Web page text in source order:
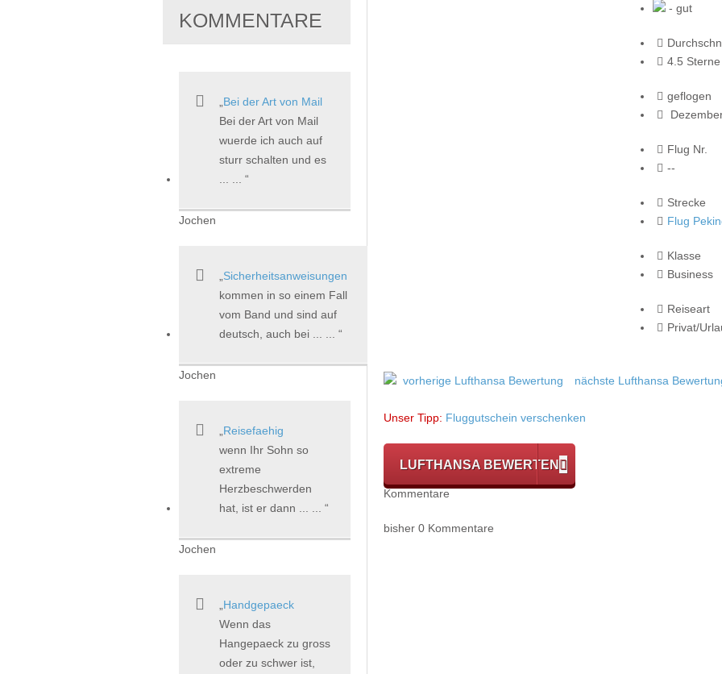
- gut
4.5 Sterne
geflogen
Flug Nr.
--
Strecke
Flug
Klasse
Business
Reiseart
Privat/
vorherige Lufthansa Bewertung nächste Lufthansa
Unser Tipp: Fluggutschein verschenken
LUFTHANSA BEWERTEN
Kommentare
bisher 0 Kommentare
KOMMENTARE
Bei der Art von Mail
Bei der Art von Mail
wuerde ich auch auf
sturr schalten und es
Jochen
Sicherheitsanweisungen
kommen in so einem Fall
vom Band und sind auf
deutsch, auch bei ... ...
Jochen
Reisefaehig
wenn Ihr Sohn so
extreme
Herzbeschwerden
hat, ist er dann ... ...
Jochen
Handgepaeck
Wenn das
Hangepaeck zu gross
oder zu schwer ist,